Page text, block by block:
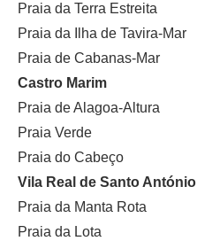
Praia da Terra Estreita
Praia da Ilha de Tavira-Mar
Praia de Cabanas-Mar
Castro Marim
Praia de Alagoa-Altura
Praia Verde
Praia do Cabeço
Vila Real de Santo António
Praia da Manta Rota
Praia da Lota